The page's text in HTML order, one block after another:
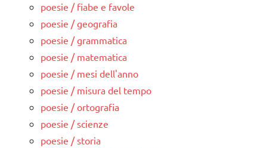
poesie / fiabe e favole
poesie / geografia
poesie / grammatica
poesie / matematica
poesie / mesi dell'anno
poesie / misura del tempo
poesie / ortografia
poesie / scienze
poesie / storia